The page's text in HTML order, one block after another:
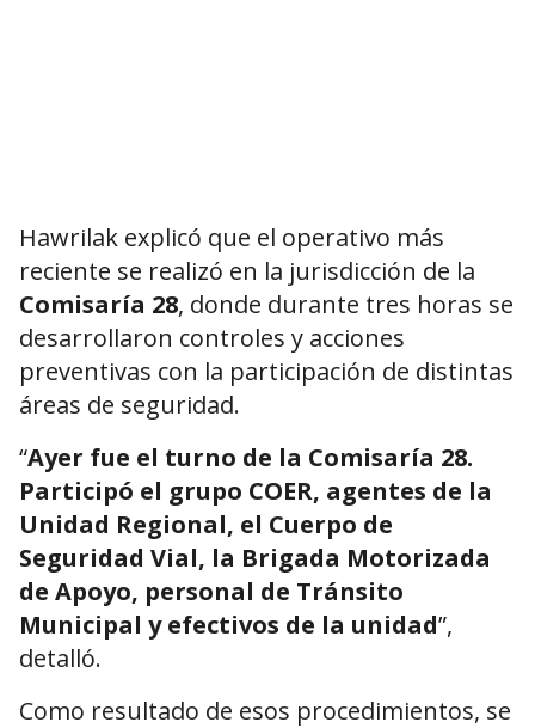
Hawrilak explicó que el operativo más
reciente se realizó en la jurisdicción de la
Comisaría 28, donde durante tres horas se
desarrollaron controles y acciones
preventivas con la participación de distintas
áreas de seguridad.
“Ayer fue el turno de la Comisaría 28.
Participó el grupo COER, agentes de la
Unidad Regional, el Cuerpo de
Seguridad Vial, la Brigada Motorizada
de Apoyo, personal de Tránsito
Municipal y efectivos de la unidad”,
detalló.
Como resultado de esos procedimientos, se